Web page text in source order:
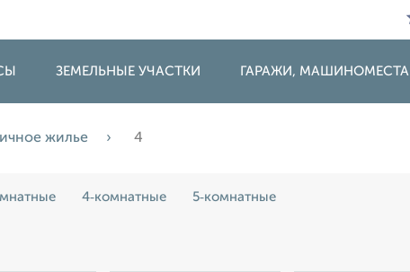
ЗЕМЕЛЬНЫЕ УЧАСТКИ ГАРАЖИ, МАШИНОМЕСТА
жилье 4
4‑комнатные 5‑комнатные